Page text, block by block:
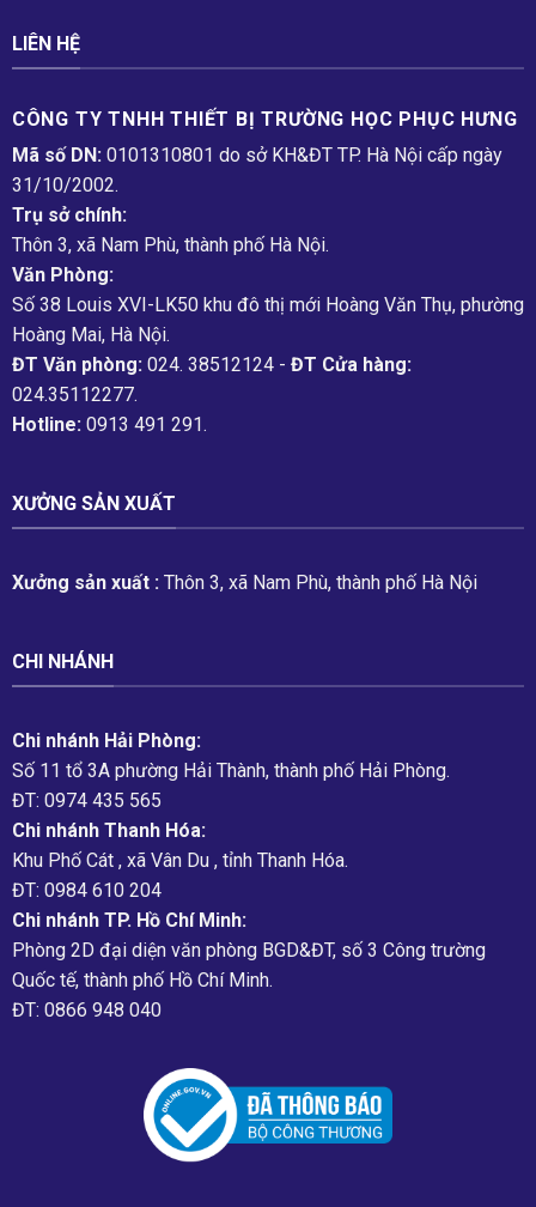
LIÊN HỆ
CÔNG TY TNHH THIẾT BỊ TRƯỜNG HỌC PHỤC H­ƯNG
Mã số DN: 0101310801 do sở KH&ĐT TP. Hà Nội cấp ngày
31/10/2002.
Trụ sở chính:
Thôn 3, xã Nam Phù, thành phố Hà Nội.
Văn Phòng:
Số 38 Louis XVI-LK50 khu đô thị mới Hoàng Văn Thụ, phường
Hoàng Mai, Hà Nội.
ĐT Văn phòng:024. 38512124 - ĐT Cửa hàng:
024.35112277.
Hotline:0913 491 291.
XƯỞNG SẢN XUẤT
Xưởng sản xuất :Thôn 3, xã Nam Phù, thành phố Hà Nội
CHI NHÁNH
Chi nhánh Hải Phòng:
Số 11 tổ 3A phường Hải Thành, thành phố Hải Phòng.
ĐT: 0974 435 565
Chi nhánh Thanh Hóa:
Khu Phố Cát , xã Vân Du , tỉnh Thanh Hóa.
ĐT: 0984 610 204
Chi nhánh TP. Hồ Chí Minh:
Phòng 2D đại diện văn phòng BGD&ĐT, số 3 Công trường
Quốc tế, thành phố Hồ Chí Minh.
ĐT: 0866 948 040